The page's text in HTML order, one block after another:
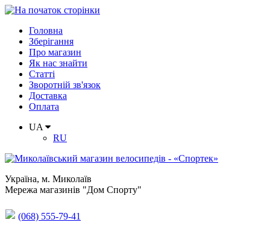
Головна
Зберігання
Про магазин
Як нас знайти
Статті
Зворотній зв'язок
Доставка
Оплата
UA
RU
Україна, м. Миколаїв
Мережа магазинів "Дом Спорту"
(068) 555-79-41